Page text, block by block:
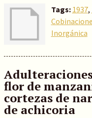
Tags: 1937,
Inorgánica
flor de
cortezas de
de achicoria